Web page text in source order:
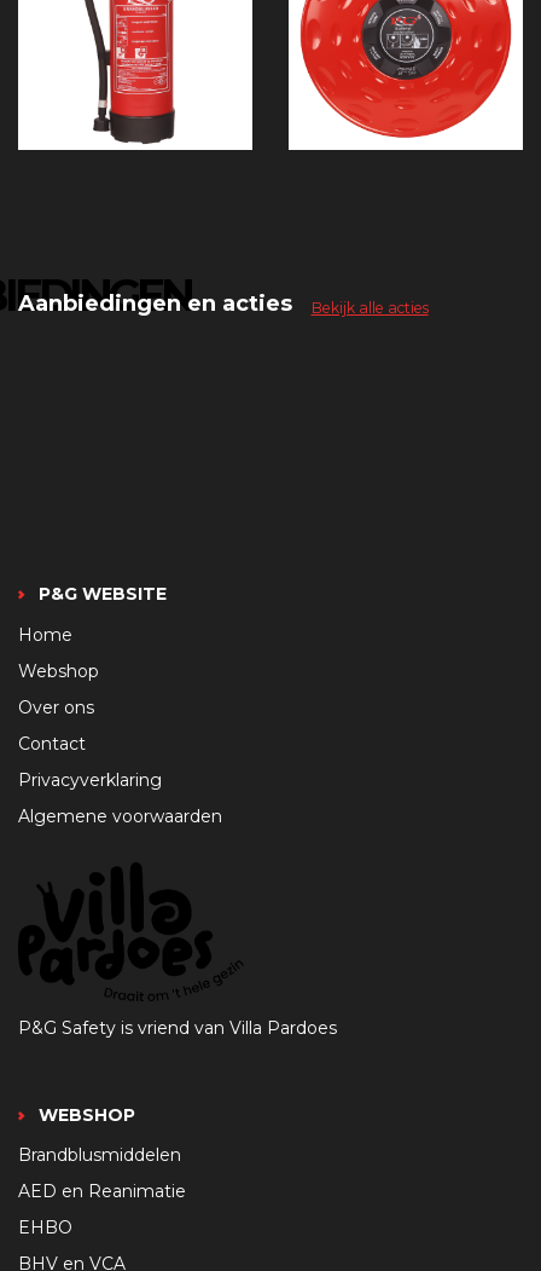
Aanbiedingen en acties Bekijk alle acties
P&G WEBSITE
Home
Webshop
Over ons
Contact
Privacyverklaring
Algemene voorwaarden
P&G Safety is vriend van Villa Pardoes
WEBSHOP
Brandblusmiddelen
AED en Reanimatie
EHBO
BHV en VCA